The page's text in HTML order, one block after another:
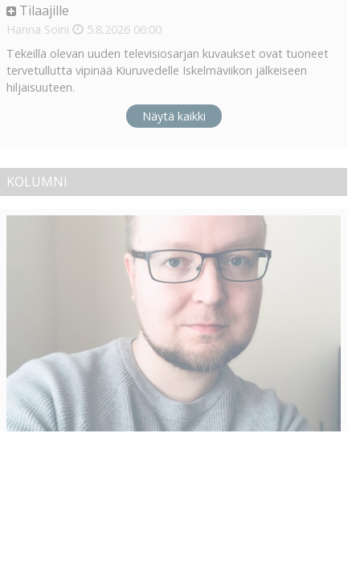
Tilaajille
Hanna Soini 5.8.2026 06:00
Tekeillä olevan uuden televisiosarjan kuvaukset ovat tuoneet
tervetullutta vipinää Kiuruvedelle Iskelmäviikon jälkeiseen
hiljaisuuteen.
Näytä kaikki
KOLUMNI